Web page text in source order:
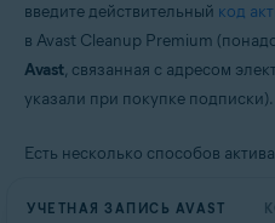
введите действительный код
в Avast Cleanup Premium
Avast, связанная с адресом
указали при покупке подписки).
Есть несколько способов
УЧЕТНАЯ ЗАПИСЬ AVAST